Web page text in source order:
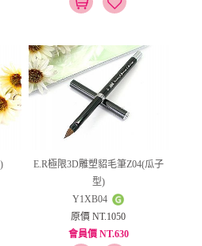
E.R極限3D雕塑貂毛筆Z04(瓜子
型)
Y1XB04
原價 NT.1050
會員價 NT.630